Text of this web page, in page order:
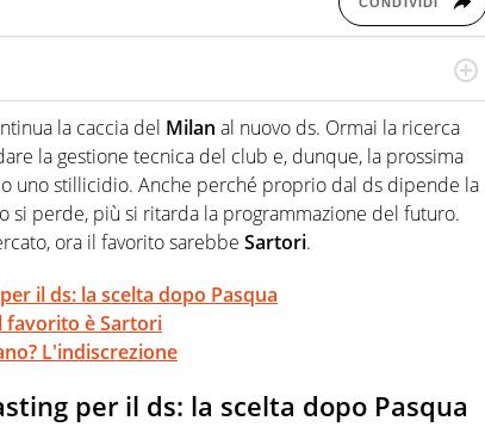
campo per vivere ogni evento in tutte le sue sfaccettature.
e per la sfera di cuoio. Il pallone è una cosa serissima,
la caccia del Milan al nuovo ds. Ormai la ricerca
la gestione tecnica del club e, dunque, la prossima
uno stillicidio. Anche perché proprio dal ds dipende la
si perde, più si ritarda la programmazione del futuro.
ora il favorito sarebbe Sartori.
il ds: la scelta dopo Pasqua
favorito è Sartori
L'indiscrezione
per il ds: la scelta dopo Pasqua